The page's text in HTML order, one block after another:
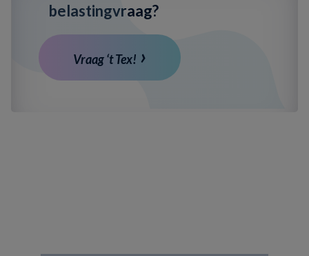
belastingvraag?
Vraag ‘t Tex!